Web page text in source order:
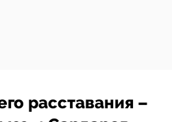
расставания –